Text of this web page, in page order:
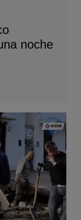
noche